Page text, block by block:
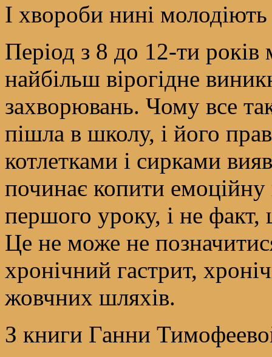
І хвороби нині молодіють
Період з 8 до 12-ти
найбільш вірогідне
захворювань. Чому все
пішла в школу, і його
котлетками і сирками
починає копити емоційну
першого уроку, і не
Це не може не
хронічний гастрит,
жовчних шляхів.
З книги Ганни